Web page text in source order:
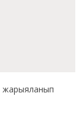
жарыяланып